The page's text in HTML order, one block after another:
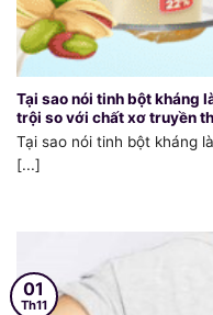
Tại sao nói tinh bột kháng
trội so với chất xơ truyền
Tại sao nói tinh bột kháng
[...]
01
Th11